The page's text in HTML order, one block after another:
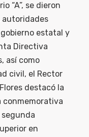
“A”, se dieron
estatal y
Directiva
así como
civil, el Rector
destacó la
en